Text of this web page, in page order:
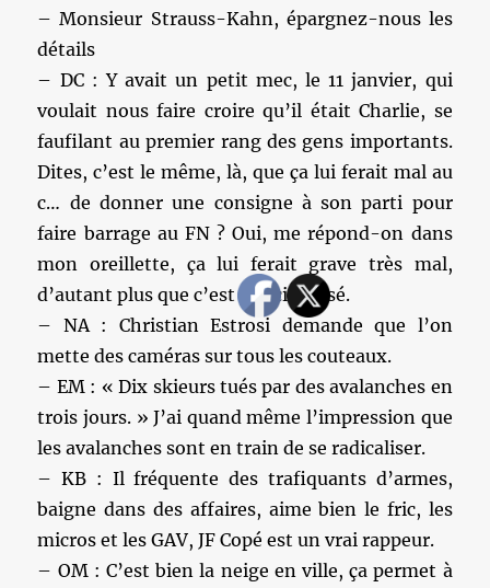
– Monsieur Strauss-Kahn, épargnez-nous les
détails
– DC : Y avait un petit mec, le 11 janvier, qui
voulait nous faire croire qu’il était Charlie, se
faufilant au premier rang des gens importants.
Dites, c’est le même, là, que ça lui ferait mal au
c… de donner une consigne à son parti pour
faire barrage au FN ? Oui, me répond-on dans
mon oreillette, ça lui ferait grave très mal,
d’autant plus que c’est pas cicatrisé.
– NA : Christian Estrosi demande que l’on
mette des caméras sur tous les couteaux.
– EM : « Dix skieurs tués par des avalanches en
trois jours. » J’ai quand même l’impression que
les avalanches sont en train de se radicaliser.
– KB : Il fréquente des trafiquants d’armes,
baigne dans des affaires, aime bien le fric, les
micros et les GAV, JF Copé est un vrai rappeur.
– OM : C’est bien la neige en ville, ça permet à